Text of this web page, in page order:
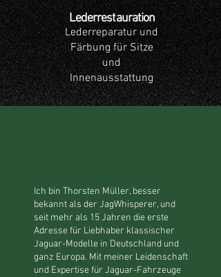
Lederrestauration
Lederreparatur und
Färbung für Sitze
und
Innenausstattung
Ich bin Thorsten Müller, besser
bekannt als der JagWhisperer, und
seit mehr als 15 Jahren die erste
Adresse für Liebhaber klassischer
Jaguar-Modelle in Deutschland und
ganz Europa. Mit meiner Leidenschaft
und Expertise für Jaguar-Fahrzeuge